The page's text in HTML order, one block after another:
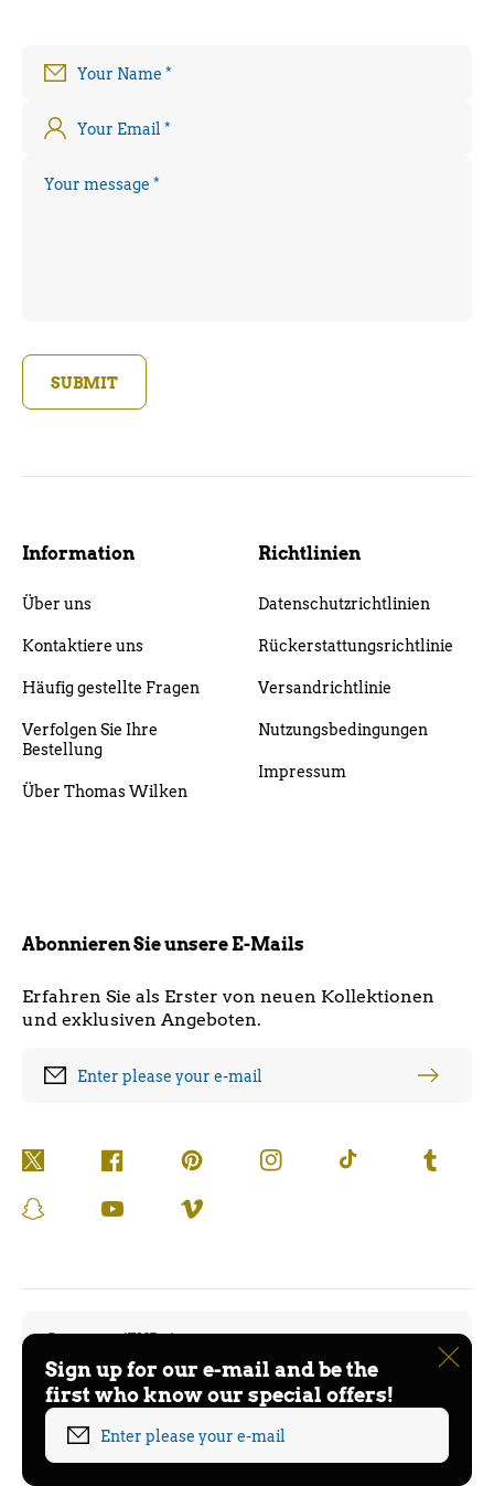
Your Name *
Your Email *
Your message *
SUBMIT
Information
Über uns
Kontaktiere uns
Häufig gestellte Fragen
Verfolgen Sie Ihre
Bestellung
Über Thomas Wilken
Richtlinien
Datenschutzrichtlinien
Rückerstattungsrichtlinie
Versandrichtlinie
Nutzungsbedingungen
Impressum
Abonnieren Sie unsere E-Mails
Erfahren Sie als Erster von neuen Kollektionen
und exklusiven Angeboten.
Enter please your e-mail
Twitter Facebook Pinterest Instagram TikTok Tumblr
Snapchat YouTube Vimeo
Germany (EUR €)
English
Payment
methods
Sign up for our e-mail and be the
first who know our special offers!
Enter please your e-mail